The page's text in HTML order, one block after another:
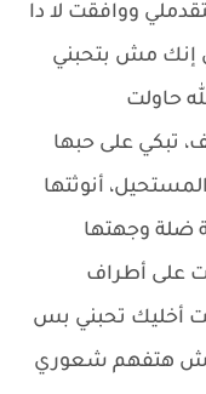
ووافقت لا دا
إنك مش بتحبني
حاولت
تبكي على حبها
أنوثتها
ضلة وجهتها
على أطراف
أخليك تحبني بس
مش هتفهم شعوري